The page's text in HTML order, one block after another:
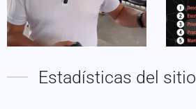
Estadísticas del sitio